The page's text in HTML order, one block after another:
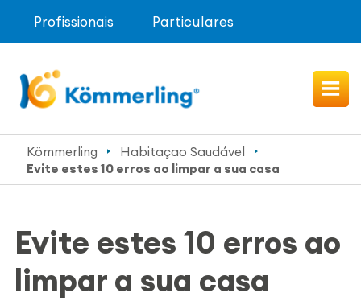
Profissionais Particulares
Kömmerling
Habitaçao Saudável
Evite estes 10 erros ao limpar a sua casa
Evite estes 10 erros ao
limpar a sua casa